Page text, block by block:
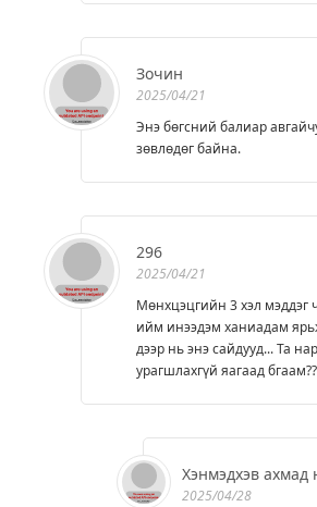
Зочин
2025/04/21
Энэ бөгсний балиар
зөвлөдөг байна.
296
2025/04/21
Мөнхцэцгийн 3 хэл мэддэг
ийм инээдэм ханиадам
дээр нь энэ сайдууд... Та
урагшлахгүй яагаад
Хэнмэдхэв ахмад
2025/04/28